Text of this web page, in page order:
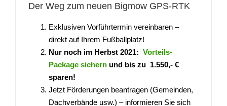
Der Weg zum neuen Bigmow GPS-RTK
Exklusiven Vorführtermin vereinbaren –
direkt auf Ihrem Fußballplatz!
Nur noch im Herbst 2021: Vorteils-
Package sichernund bis zu 1.550,- €
sparen!
Jetzt Förderungen beantragen (Gemeinden,
Dachverbände usw.) – informieren Sie sich